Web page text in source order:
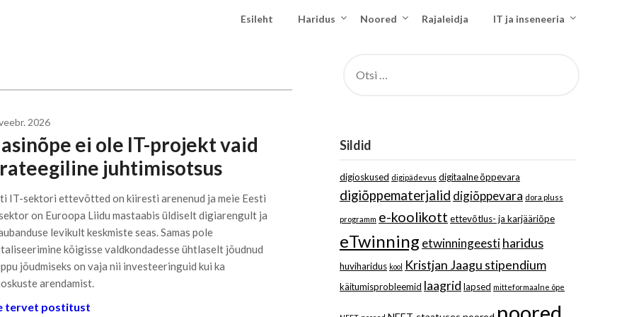
Esileht Haridus Noored Rajaleidja IT ja inseneeria
2026
ei ole IT-projekt vaid
juhtimisotsus
IT-sektori ettevõtted on kiiresti arenenud ja meie Eesti
on Euroopa Liidu mastaabis üldiselt digiarengult ja
levikult keskmiste seas. Samas pole
kõigisse valdkondadesse ühtlaselt jõudnud
jõudmiseks on vaja nii investeeringuid kui ka
arendamist.
tervet postitust
Sildid
digioskused digipädevus digitaalne õppevara
digiõppematerjalid digiõppevara dora pluss
programm e-koolikott ettevõtlus- ja karjääriõpe
eTwinning etwinningeestiharidus
huviharidus kool Kristjan Jaagu stipendium
käitumisprobleemid laagrid lapsed mitteformaalne õpe